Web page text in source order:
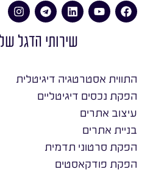
שירותי הדגל
התווית אסטרטגיה דיגיטלית
הפקת נכסים דיגיטליים
עיצוב אתרים
בניית אתרים
הפקת סרטוני תדמית
הפקת פודקאסטים